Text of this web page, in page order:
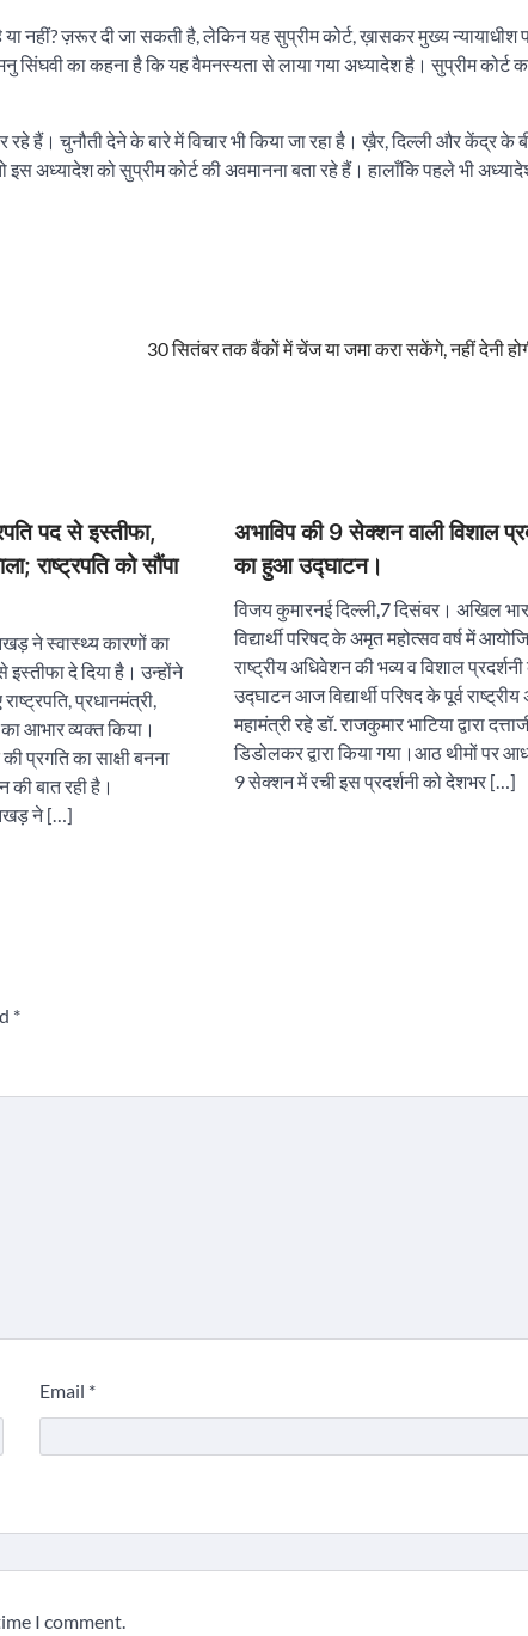
नहीं? ज़रूर दी जा सकती है, लेकिन यह सुप्रीम कोर्ट, ख़ासकर मुख्य न्यायाधीश
सिंघवी का कहना है कि यह वैमनस्यता से लाया गया अध्यादेश है। सुप्रीम कोर्ट
चुनौती देने के बारे में विचार भी किया जा रहा है। ख़ैर, दिल्ली और केंद्र के
अध्यादेश को सुप्रीम कोर्ट की अवमानना बता रहे हैं। हालाँकि पहले भी
30 सितंबर तक बैंकों में चेंज या जमा करा सकेंगे, नहीं देनी
पद से इस्तीफा,
राष्ट्रपति को सौंपा
ने स्वास्थ्य कारणों का
दे दिया है। उन्होंने
प्रधानमंत्री,
आभार व्यक्त किया।
प्रगति का साक्षी बनना
की बात रही है।
ने […]
अभाविप की 9 सेक्शन वाली विशाल
का हुआ उद्घाटन।
विजय कुमारनई दिल्ली,7 दिसंबर। अखिल
विद्यार्थी परिषद के अमृत महोत्सव वर्ष में
राष्ट्रीय अधिवेशन की भव्य व विशाल
उद्घाटन आज विद्यार्थी परिषद के पूर्व राष्ट्रीय
महामंत्री रहे डॉ. राजकुमार भाटिया द्वारा
डिडोलकर द्वारा किया गया।आठ थीमों पर
9 सेक्शन में रची इस प्रदर्शनी को देशभर […]
*
Email *
I comment.